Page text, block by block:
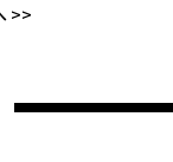
>>